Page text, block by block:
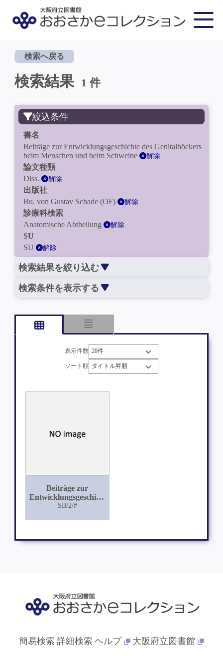
検索へ戻る
検索結果 1 件
絞込条件
書名
Beiträge zur Entwicklungsgeschichte des Genitalhöckers
beim Menschen und beim Schweine
解除
論文種類
Diss.
解除
出版社
Bu. von Gustav Schade (OF)
解除
診療科検索
Anatomische Abtheilung
解除
SU
SU
解除
検索結果を絞り込む
検索条件を表示する
表示件数
ソート順
Beiträge zur
Entwicklungsgeschichte
des Genitalhöckers
SB/2/#
簡易検索 詳細検索 ヘルプ 大阪府立図書館